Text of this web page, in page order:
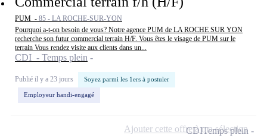
PUM - 85 - LA ROCHE-SUR-YON
Pourquoi a-t-on besoin de vous? Notre agence PUM de LA ROCHE SUR YON
recherche son futur commercial terrain H/F. Vous êtes le visage de PUM sur le
terrain Vous rendez visite aux clients dans un...
CDI - Temps plein
Publié il y a 23 jours Soyez parmi les 1ers à postuler
Employeur handi-engagé
CDITemps plein
Ajouter cette offre à ma sélection